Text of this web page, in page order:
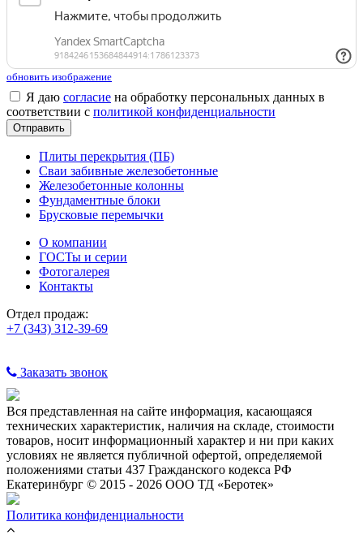
обновить изображение
Я даю согласие на обработку персональных данных в
соответствии с политикой конфиденциальности
Плиты перекрытия (ПБ)
Сваи забивные железобетонные
Железобетонные колонны
Фундаментные блоки
Брусковые перемычки
О компании
ГОСТы и серии
Фотогалерея
Контакты
Отдел продаж:
+7 (343) 312-39-69
Заказать звонок
Вся представленная на сайте информация, касающаяся
технических характеристик, наличия на складе, стоимости
товаров, носит информационный характер и ни при каких
условиях не является публичной офертой, определяемой
положениями статьи 437 Гражданского кодекса РФ
Екатеринбург © 2015 - 2026 ООО ТД «Беротек»
Политика конфиденциальности